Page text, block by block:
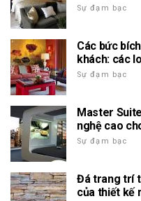
Sự đạm bạc
Các bức
khách: các
Sự đạm bạc
Master
nghệ cao
Sự đạm bạc
Đá trang trí
của thiết kế